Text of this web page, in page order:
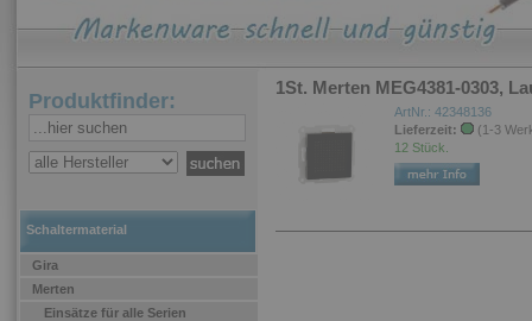
Produktfinder:
Schaltermaterial
Gira
Merten
Einsätze für alle Serien
1St. Merten MEG4381-0303,
ArtNr.: 42348136
Lieferzeit:
(1-3
12 Stück.